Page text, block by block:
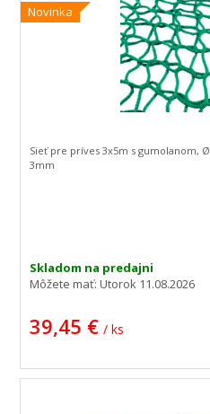
Novinka
Skladom na predajni
Môžete mať:Utorok 11.08.2026
39,45 € / ks
Sieť pre príves 3x5m s gumolanom, Ø
3mm